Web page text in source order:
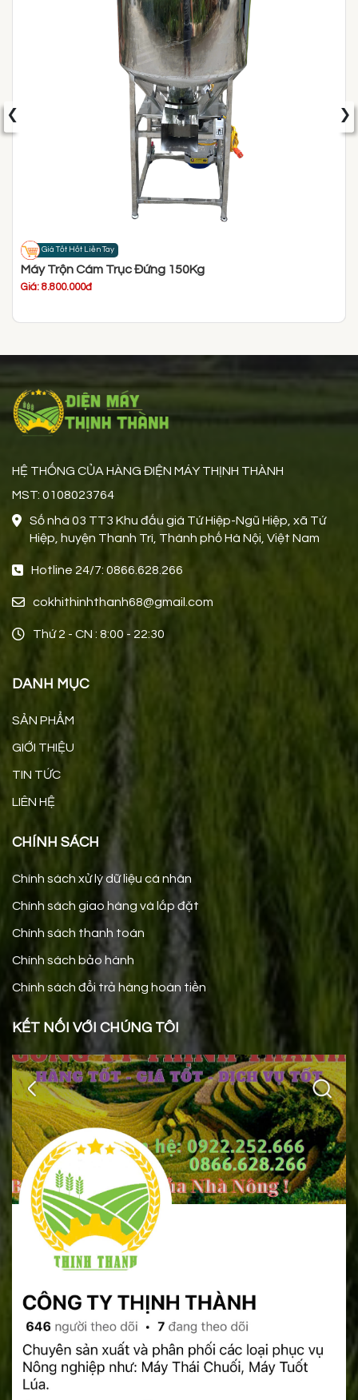
Giá Tốt Hốt Liền Tay
Máy Trộn Cám Trục Đứng 150Kg
Giá: 8.800.000đ
‹ ›
HỆ THỐNG CỦA HÀNG ĐIỆN MÁY THỊNH THÀNH
MST: 0108023764
Số nhà 03 TT3 Khu đấu giá Tứ Hiệp-Ngũ Hiệp, xã Tứ
Hiệp, huyện Thanh Trì, Thành phố Hà Nội, Việt Nam
Hotline 24/7: 0866.628.266
cokhithinhthanh68@gmail.com
Thứ 2 - CN : 8:00 - 22:30
DANH MỤC
SẢN PHẨM
GIỚI THIỆU
TIN TỨC
LIÊN HỆ
CHÍNH SÁCH
Chính sách xử lý dữ liệu cá nhân
Chính sách giao hàng và lắp đặt
Chính sách thanh toán
Chính sách bảo hành
Chính sách đổi trả hàng hoàn tiền
KẾT NỐI VỚI CHÚNG TÔI